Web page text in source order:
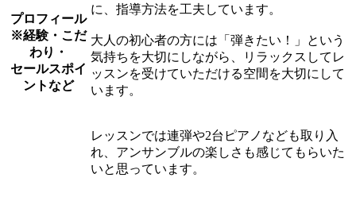
プロフィール
※経験・こだ
わり・
セールスポイ
ントなど
に、指導方法を工夫しています。
大人の初心者の方には「弾きたい！」という
気持ちを大切にしながら、リラックスしてレ
ッスンを受けていただける空間を大切にして
います。
レッスンでは連弾や2台ピアノなども取り入
れ、アンサンブルの楽しさも感じてもらいた
いと思っています。